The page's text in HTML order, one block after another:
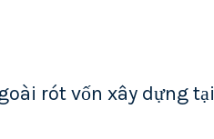
rót vốn xây dựng